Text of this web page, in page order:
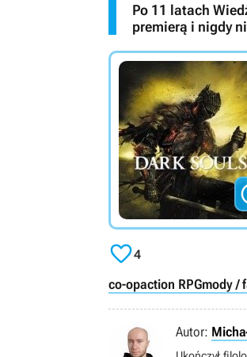
Po 11 latach
premierą i nigdy
4
co-opaction RPGmody /
Autor: